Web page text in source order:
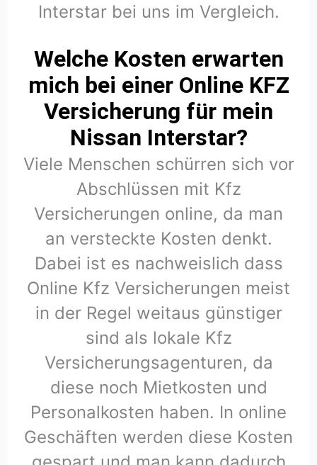
Interstar bei uns im Vergleich.
Welche Kosten erwarten
mich bei einer Online KFZ
Versicherung für mein
Nissan Interstar?
Viele Menschen schürren sich vor
Abschlüssen mit Kfz
Versicherungen online, da man
an versteckte Kosten denkt.
Dabei ist es nachweislich dass
Online Kfz Versicherungen meist
in der Regel weitaus günstiger
sind als lokale Kfz
Versicherungsagenturen, da
diese noch Mietkosten und
Personalkosten haben. In online
Geschäften werden diese Kosten